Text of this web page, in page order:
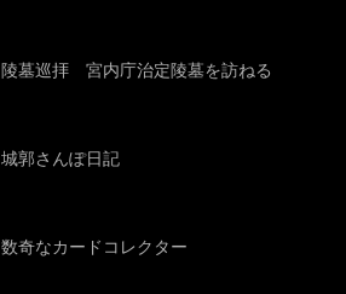
陵墓巡拝 宮内庁治定陵墓を訪ねる
城郭さんぽ日記
数奇なカードコレクター